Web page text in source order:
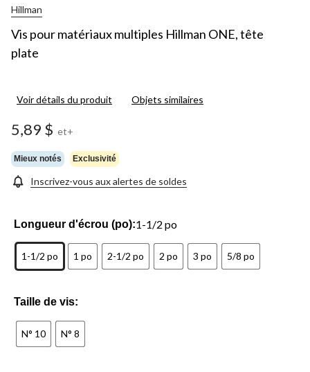
Hillman
Vis pour matériaux multiples Hillman ONE, tête
plate
Voir détails du produit Objets similaires
5,89 $ et+
Mieux notés Exclusivité
Inscrivez-vous aux alertes de soldes
Longueur d'écrou (po):1-1/2 po
1-1/2 po 1 po 2-1/2 po 2 po 3 po 5/8 po
Taille de vis:
N° 10 N° 8